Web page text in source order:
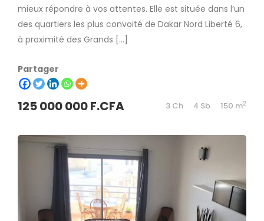
mieux répondre à vos attentes. Elle est située dans l’un
des quartiers les plus convoité de Dakar Nord Liberté 6,
à proximité des Grands […]
Partager
125 000 000 F.CFA 3 Ch 4 Sb 150 m2